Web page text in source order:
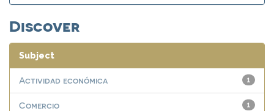
Discover
Subject
1
Actividad económica
1
Comercio